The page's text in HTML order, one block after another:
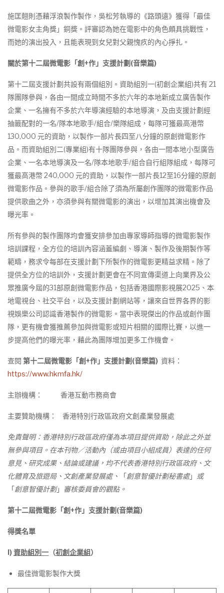
施匡翹則憑藉浮浪製作製作，吳松芳執導的《路頭遠》獲得「最佳
微電影女主角獎」銅獎。評審認為她在電影中的角色頗具挑戰性，
而她的演出投入，且能表現到女兒對父親愧疚的內心掙扎。
關於第十二屆微電影「創+作」支援計劃 (音樂篇)
第十二屆支援計劃共設有兩個組別。資助組別一(初創企業組)共有 21
隊團隊參與，各由一間成立時間不多於六年的本地新成立廣告製作
企業、一名擁有不多於六年導演經驗的本地導演，及由支援計劃經
抽籤配對的一名/隊本地歌手/組合/樂隊組成，每隊可獲最高港幣
130,000 元的資助，以製作一部片長四至八分鐘的原創微電影作
品。而資助組別二(專業組)有十隊團隊參與，各由一間本地小型廣告
企業、一名本地導演及一名/隊本地歌手/組合自行組隊組成，每隊可
獲最高港幣 240,000 元的資助，以製作一部片長12至16分鐘的原創
微電影作品。參與的歌手/組合除了須為所屬創作團隊的微電影作品
提供歌曲之外，亦須參與有關微電影的演出，以增加其演出機會及
曝光率。
所有參與的製作團隊均會獲安排參加由專家導師指導的微電影製作
培訓課程，全方位的培訓內容涵蓋編劇、導演、製作及後期製作等
範疇，務求令每部在支援計劃下所製作的微電影更精益求精。除了
提供全方位的培訓外，支援計劃更會在不同宣傳渠道上向業界及公
眾推廣今屆的31部原創微電影作品，包括香港國際影視展2025、本
地電視台、社交平台，以及支援計劃網站等，讓來自世界各界的影
視娛樂公司認識香港製作的微電影。當中表現傑出的作品或創作團
隊，更有機會獲推薦參加與微電影或短片相關的國際比賽，以進一
步提高他們的曝光率，藉此為團隊增加更多工作機會。
查閱 第十二屆微電影「創+作」支援計劃 (音樂篇) 資料：
https://www.hkmfa.hk/
主辦機構： 香港互動市務商會
主要贊助機構： 香港特別行政區政府文創產業發展處
免責聲明：香港特別行政區政府僅為本項目提供資助，除此之外並
無參與項目。在本刊物／活動內（或由項目小組成員）表達的任何
意見、研究成果、結論或建議，均不代表香港特別行政區政府、文
化體育及旅遊局、文創產業發展處、
「創意智優計劃秘書處」
或
「創意智優計劃」 審核委員會的觀點。
第十二屆微電影「創+作」支援計劃 (音樂篇)
得獎名單
I)資助組別一 （初創企業組）
最佳微電影製作大獎